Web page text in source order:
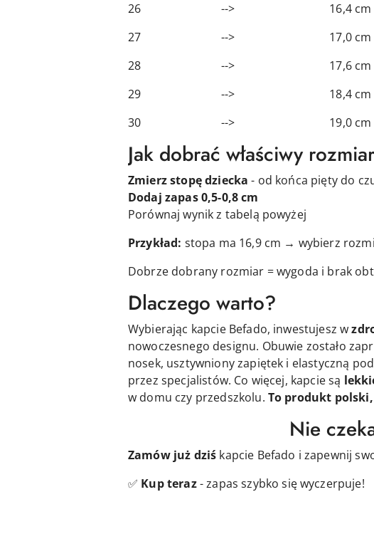
26 --> 16,4 cm
27 --> 17,0 cm
28 --> 17,6 cm
29 --> 18,4 cm
30 --> 19,0 cm
Jak dobrać właściwy
Zmierz stopę dziecka - od końca pięty do
Dodaj zapas 0,5-0,8 cm
Porównaj wynik z tabelą powyżej
Przykład: stopa ma 16,9 cm → wybierz
Dobrze dobrany rozmiar = wygoda i brak
Dlaczego warto?
Wybierając kapcie Befado, inwestujesz w
nowoczesnego designu. Obuwie zostało
nosek, usztywniony zapiętek i elastyczną
przez specjalistów. Co więcej, kapcie są
w domu czy przedszkolu. To produkt
Nie
Zamów już dziś kapcie Befado i zapewnij
✅ Kup teraz- zapas szybko się wyczerpuje!